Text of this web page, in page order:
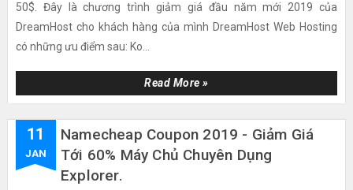
50$. Đây là chương trình giảm giá đầu năm mới 2019 của
DreamHost cho khách hàng của mình DreamHost Web Hosting
có những ưu điểm sau: Ko...
Read More »
11
JAN
Namecheap Coupon 2019 - Giảm Giá
Tới 60% Máy Chủ Chuyên Dụng
Explorer.